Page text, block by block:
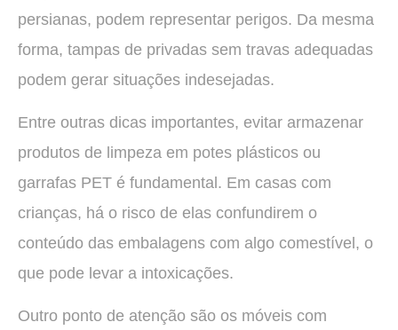
persianas, podem representar perigos. Da mesma
forma, tampas de privadas sem travas adequadas
podem gerar situações indesejadas.
Entre outras dicas importantes, evitar armazenar
produtos de limpeza em potes plásticos ou
garrafas PET é fundamental. Em casas com
crianças, há o risco de elas confundirem o
conteúdo das embalagens com algo comestível, o
que pode levar a intoxicações.
Outro ponto de atenção são os móveis com